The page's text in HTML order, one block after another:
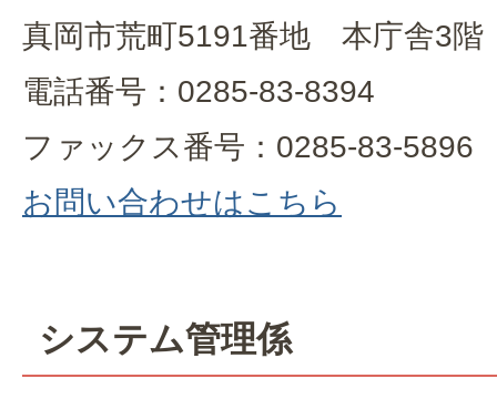
真岡市荒町5191番地 本庁舎3階
電話番号：0285-83-8394
ファックス番号：0285-83-5896
お問い合わせはこちら
システム管理係